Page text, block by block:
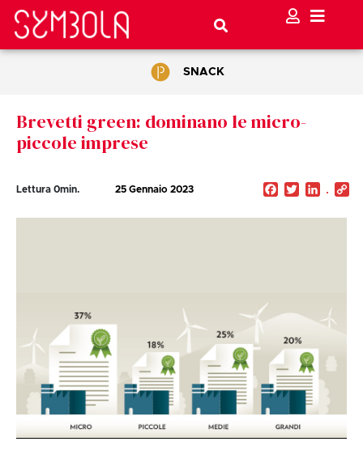
SNACK
Brevetti green: dominano le micro-
piccole imprese
Lettura 0min. 25 Gennaio 2023 Facebook
Twitter